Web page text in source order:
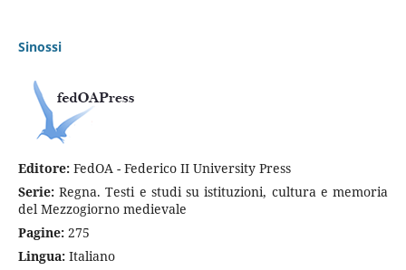
Sinossi
Editore:FedOA - Federico II University Press
Serie:Regna. Testi e studi su istituzioni, cultura e memoria
del Mezzogiorno medievale
Pagine:275
Lingua: Italiano